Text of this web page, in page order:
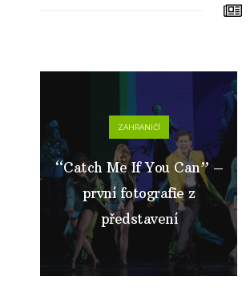
ZAHRANIČÍ
“Catch Me If You Can” –
první fotografie z
představení